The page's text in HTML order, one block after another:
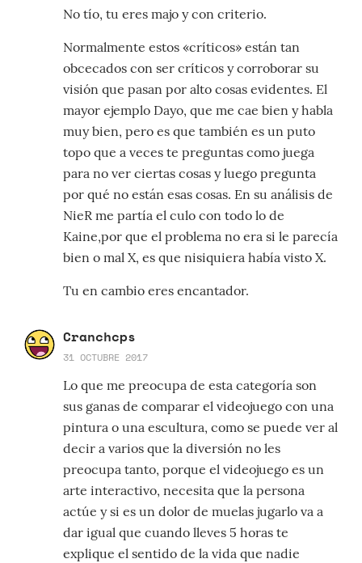
No tío, tu eres majo y con criterio.
Normalmente estos «críticos» están tan
obcecados con ser críticos y corroborar su
visión que pasan por alto cosas evidentes. El
mayor ejemplo Dayo, que me cae bien y habla
muy bien, pero es que también es un puto
topo que a veces te preguntas como juega
para no ver ciertas cosas y luego pregunta
por qué no están esas cosas. En su análisis de
NieR me partía el culo con todo lo de
Kaine,por que el problema no era si le parecía
bien o mal X, es que nisiquiera había visto X.
Tu en cambio eres encantador.
Cranchcps
31 OCTUBRE 2017
Lo que me preocupa de esta categoría son
sus ganas de comparar el videojuego con una
pintura o una escultura, como se puede ver al
decir a varios que la diversión no les
preocupa tanto, porque el videojuego es un
arte interactivo, necesita que la persona
actúe y si es un dolor de muelas jugarlo va a
dar igual que cuando lleves 5 horas te
explique el sentido de la vida que nadie